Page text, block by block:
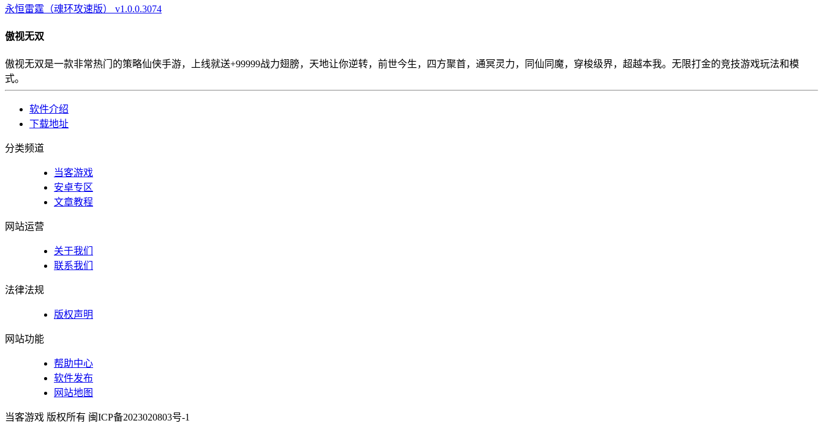
永恒雷霆（魂环攻速版） v1.0.0.3074
傲视无双
傲视无双是一款非常热门的策略仙侠手游，上线就送+99999战力翅膀，天地让你逆转，前世今生，四方聚首，通冥灵力，同仙同魔，穿梭级界，超越本我。无限打金的竞技游戏玩法和模
式。
软件介绍
下载地址
分类频道
当客游戏
安卓专区
文章教程
网站运营
关于我们
联系我们
法律法规
版权声明
网站功能
帮助中心
软件发布
网站地图
当客游戏 版权所有 闽ICP备2023020803号-1